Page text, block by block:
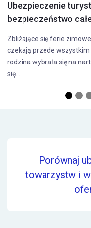
turystyczne na ferie.
całej rodziny?
to czas, na który z
dzieci. To idealna
na narty, snowboard lub po
Porównaj
towarzystw i